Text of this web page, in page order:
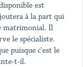
est
à la part qui
matrimonial. Il
le spécialiste.
puisque c'est le
t-il.